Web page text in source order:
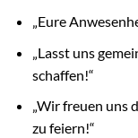
„Eure
„Lasst uns
schaffen!“
„Wir freuen uns
zu feiern!“